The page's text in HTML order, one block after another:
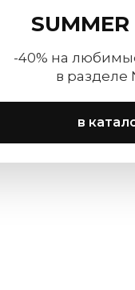
SUMMER
-40% на
в разделе
в